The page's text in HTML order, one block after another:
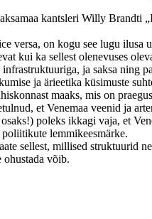
kantsleri Willy
on kogu see lugu
kui ka sellest olenevuses
ja saksa
ja ärieetika küsimuste
maaks, mis on
et Venemaa veenid ja
poleks ikkagi vaja, et
lemmikeesmärke.
sellest, millised struktuurid
võib.